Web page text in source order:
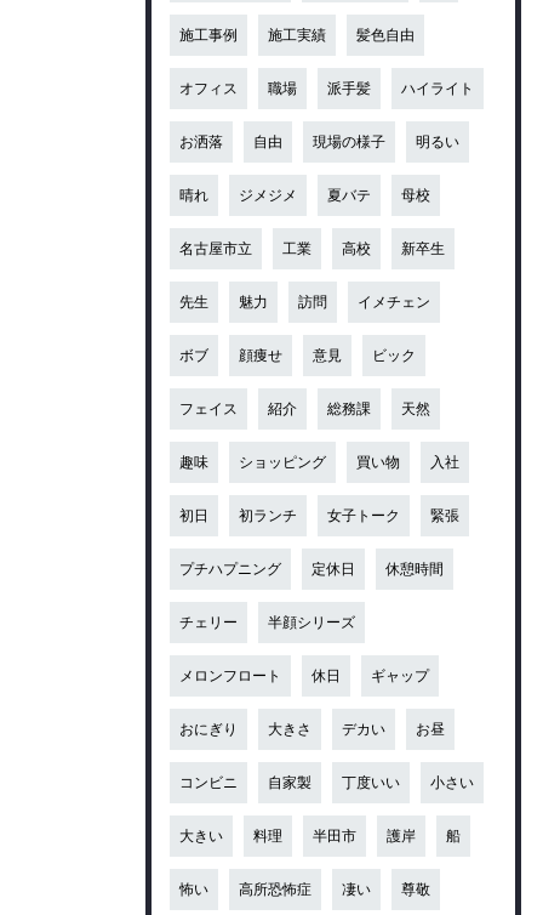
施工事例 施工実績 髪色自由
オフィス 職場 派手髪 ハイライト
お洒落 自由 現場の様子 明るい
晴れ ジメジメ 夏バテ 母校
名古屋市立 工業 高校 新卒生
先生 魅力 訪問 イメチェン
ボブ 顔痩せ 意見 ビック
フェイス 紹介 総務課 天然
趣味 ショッピング 買い物 入社
初日 初ランチ 女子トーク 緊張
プチハプニング 定休日 休憩時間
チェリー 半顔シリーズ
メロンフロート 休日 ギャップ
おにぎり 大きさ デカい お昼
コンビニ 自家製 丁度いい 小さい
大きい 料理 半田市 護岸 船
怖い 高所恐怖症 凄い 尊敬